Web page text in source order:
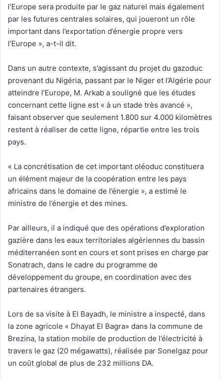
l’Europe sera produite par le gaz naturel mais également
par les futures centrales solaires, qui joueront un rôle
important dans l’exportation d’énergie propre vers
l’Europe », a-t-il dit.
Dans un autre contexte, s’agissant du projet du gazoduc
provenant du Nigéria, passant par le Niger et l’Algérie pour
atteindre l’Europe, M. Arkab a souligné que les études
concernant cette ligne est « à un stade très avancé »,
faisant observer que seulement 1.800 sur 4.000 kilomètres
restent à réaliser de cette ligne, répartie entre les trois
pays.
« La concrétisation de cet important oléoduc constituera
un élément majeur de la coopération entre les pays
africains dans le domaine de l’énergie », a estimé le
ministre de l’énergie et des mines.
Par ailleurs, il a indiqué que des opérations d’exploration
gazière dans les eaux territoriales algériennes du bassin
méditerranéen sont en cours et sont prises en charge par
Sonatrach, dans le cadre du programme de
développement du groupe, en coordination avec des
partenaires étrangers.
Lors de sa visite à El Bayadh, le ministre a inspecté, dans
la zone agricole « Dhayat El Bagra» dans la commune de
Brezina, la station mobile de production de l’électricité à
travers le gaz (20 mégawatts), réalisée par Sonelgaz pour
un coût global de plus de 232 millions DA.